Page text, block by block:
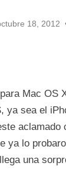
18, 2012
Mac OS
ya sea el
ya lo
una